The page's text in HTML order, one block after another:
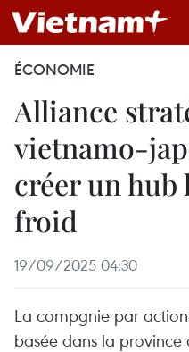
ÉCONOMIE
Alliance
vietnamo-
créer un
froid
19/09/2025 04:30
La compgnie par
basée dans la